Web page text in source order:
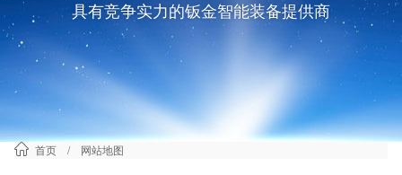
具有竞争实力的钣金智能装备提供商
首页 / 网站地图